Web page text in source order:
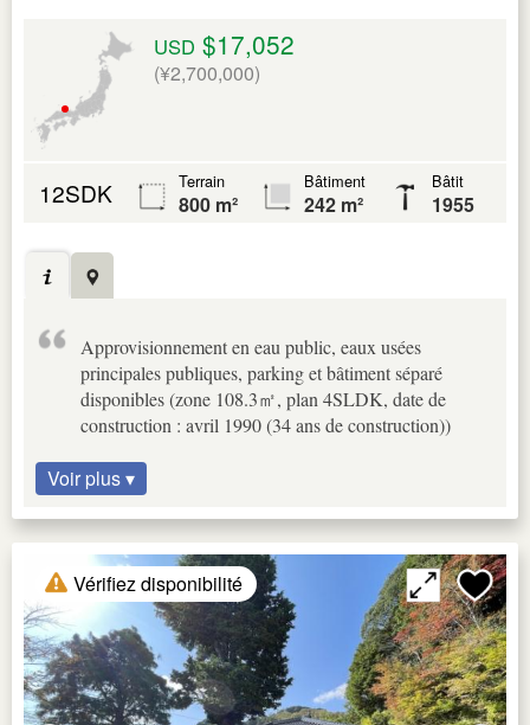
USD $17,052
(¥2,700,000)
12SDK Terrain
800 m²
Bâtiment
242 m²
Bâtit
1955
Approvisionnement en eau public, eaux usées
principales publiques, parking et bâtiment séparé
disponibles (zone 108.3㎡, plan 4SLDK, date de
construction : avril 1990 (34 ans de construction))
Voir plus ▾
Vérifiez disponibilité